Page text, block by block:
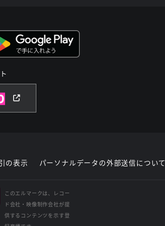
の表示 パーソナルデータの外部送信について
このエルマークは、レコー
ド会社・映像制作会社が提
供するコンテンツを示す登